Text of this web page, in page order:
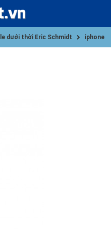
dưới thời Eric Schmidt iphone